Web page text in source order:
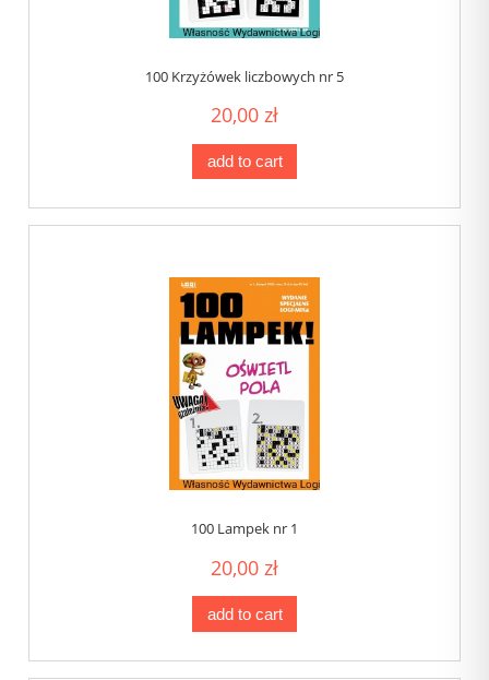
100 Krzyżówek liczbowych nr 5
20,00 zł
add to cart
100 Lampek nr 1
20,00 zł
add to cart